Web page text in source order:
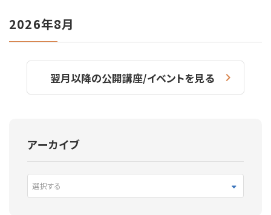
2026年8月
翌月以降の公開講座/イベントを見る
アーカイブ
選択する